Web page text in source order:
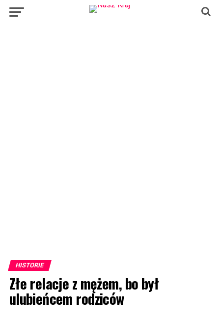
HISTORIE
Złe relacje z mężem, bo był
ulubieńcem rodziców